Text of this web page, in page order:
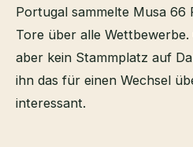
Portugal sammelte Musa 66
Tore über alle
aber kein Stammplatz auf
ihn das für einen Wechsel
interessant.